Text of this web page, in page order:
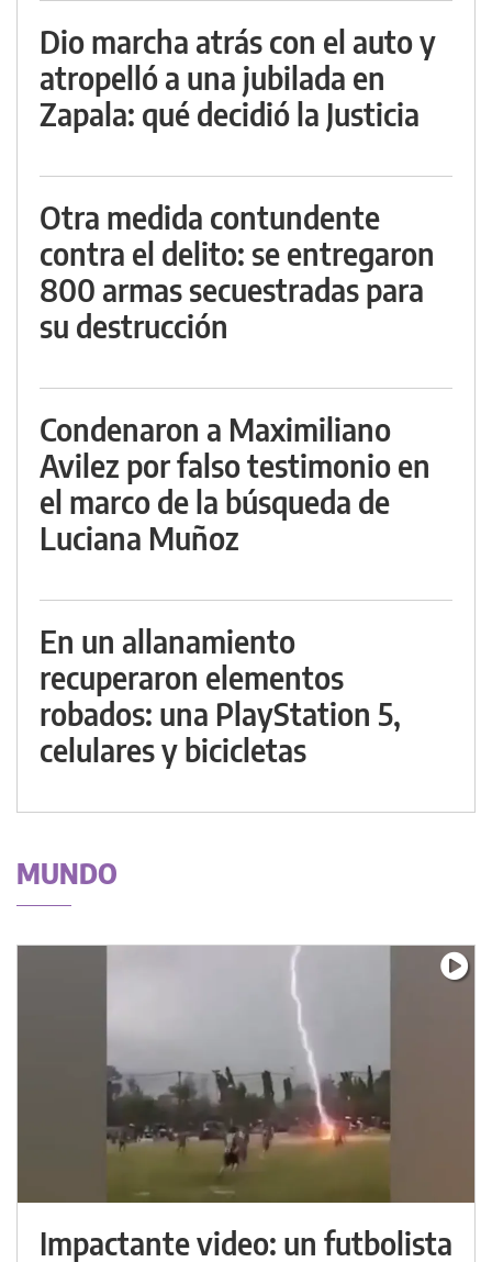
Dio marcha atrás con el auto y
atropelló a una jubilada en
Zapala: qué decidió la Justicia
Otra medida contundente
contra el delito: se entregaron
800 armas secuestradas para
su destrucción
Condenaron a Maximiliano
Avilez por falso testimonio en
el marco de la búsqueda de
Luciana Muñoz
En un allanamiento
recuperaron elementos
robados: una PlayStation 5,
celulares y bicicletas
MUNDO
Impactante video: un futbolista